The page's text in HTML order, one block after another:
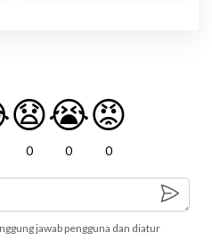
😧
0
😭
0
😡
0
jawab pengguna dan diatur